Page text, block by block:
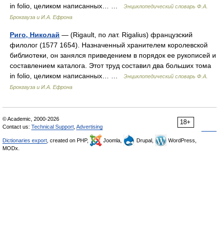
in folio, целиком написанных… …
Энциклопедический словарь Ф.А.
Брокгауза и И.А. Ефрона
Риго, Николай — (Rigault, по лат. Rigalius) французский
филолог (1577 1654). Назначенный хранителем королевской
библиотеки, он занялся приведением в порядок ее рукописей и
составлением каталога. Этот труд составил два больших тома
in folio, целиком написанных… …
Энциклопедический словарь Ф.А.
Брокгауза и И.А. Ефрона
18+
© Academic, 2000-2026
Contact us: Technical Support Advertising
Dictionaries export , created on PHP, Joomla, Drupal,
WordPress,
MODx.